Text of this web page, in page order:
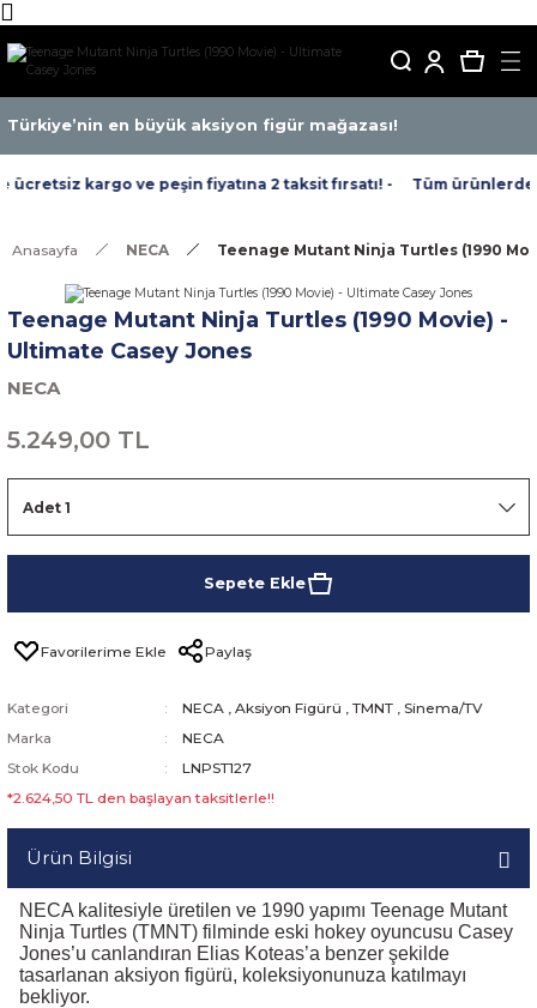
Türkiye’nin en büyük aksiyon figür mağazası!
kargo ve peşin fiyatına 2 taksit fırsatı! - Tüm ürünlerde
Anasayfa NECA Teenage Mutant Ninja Turtles (1990
Teenage Mutant Ninja Turtles (1990 Movie) -
Ultimate Casey Jones
NECA
5.249,00 TL
Sepete Ekle
Paylaş
Kategori NECA , Aksiyon Figürü , TMNT , Sinema/TV
Marka
NECA
Stok Kodu
LNPST127
*2.624,50 TL den başlayan taksitlerle!!
Ürün Bilgisi
NECA kalitesiyle üretilen ve 1990 yapımı Teenage Mutant
Ninja Turtles (TMNT) filminde eski hokey oyuncusu Casey
Jones’u canlandıran Elias Koteas’a benzer şekilde
tasarlanan aksiyon figürü, koleksiyonunuza katılmayı
bekliyor.